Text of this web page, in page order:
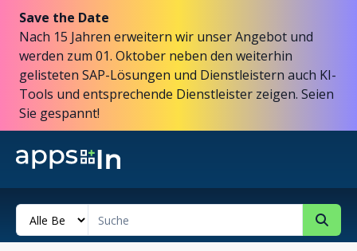
Save the Date
Nach 15 Jahren erweitern wir unser Angebot und
werden zum 01. Oktober neben den weiterhin
gelisteten SAP-Lösungen und Dienstleistern auch KI-
Tools und entsprechende Dienstleister zeigen. Seien
Sie gespannt!